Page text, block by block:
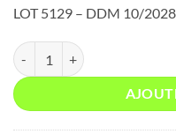
LOT 5129 – DDM 10/2028
quantité de SAUGE